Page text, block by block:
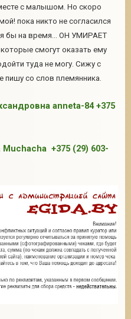
с малышом. Но скоро
пока никто не согласился
бы на время... ОН УМИРАЕТ
смогут оказать ему
туда не могу. Сижу с
со слов племянника.
anneta-84 +375
+375 (29) 603-